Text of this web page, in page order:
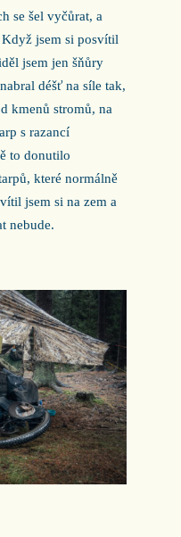
se šel vyčůrat, a
jsem si posvítil
jsem jen šňůry
déšť na síle tak,
kmenů stromů, na
s razancí
to donutilo
které normálně
jsem si na zem a
nebude.